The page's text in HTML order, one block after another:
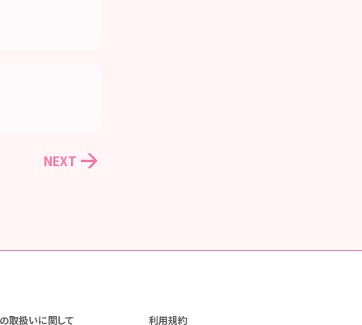
NEXT
取扱いに関して 利用規約